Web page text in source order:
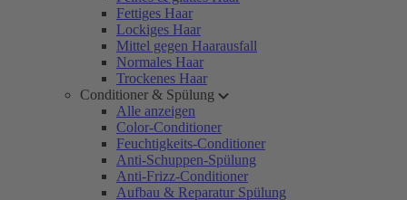
Fettiges Haar
Lockiges Haar
Mittel gegen Haarausfall
Normales Haar
Trockenes Haar
Conditioner & Spülung
Alle anzeigen
Color-Conditioner
Feuchtigkeits-Conditioner
Anti-Schuppen-Spülung
Anti-Frizz-Conditioner
Aufbau & Reparatur Spülung